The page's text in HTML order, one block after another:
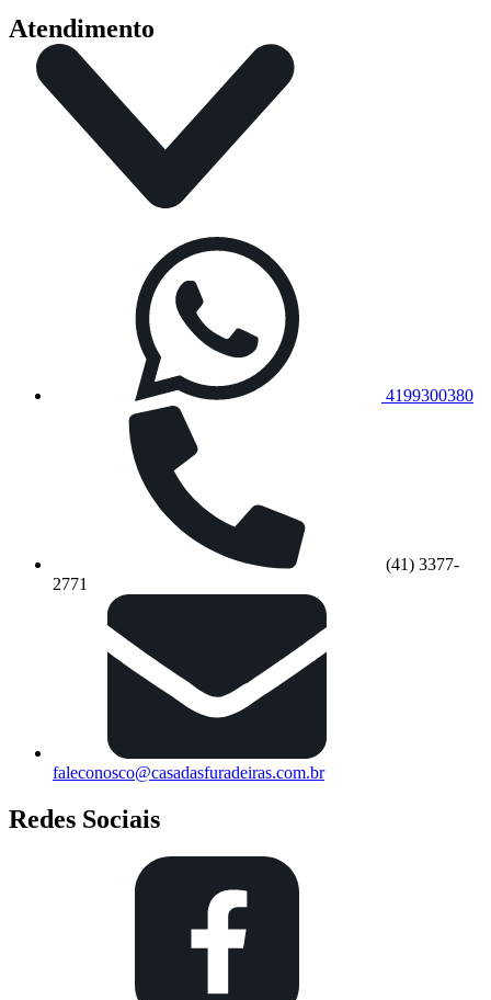
Atendimento
4199300380
(41) 3377-
2771
faleconosco@casadasfuradeiras.com.br
Redes Sociais